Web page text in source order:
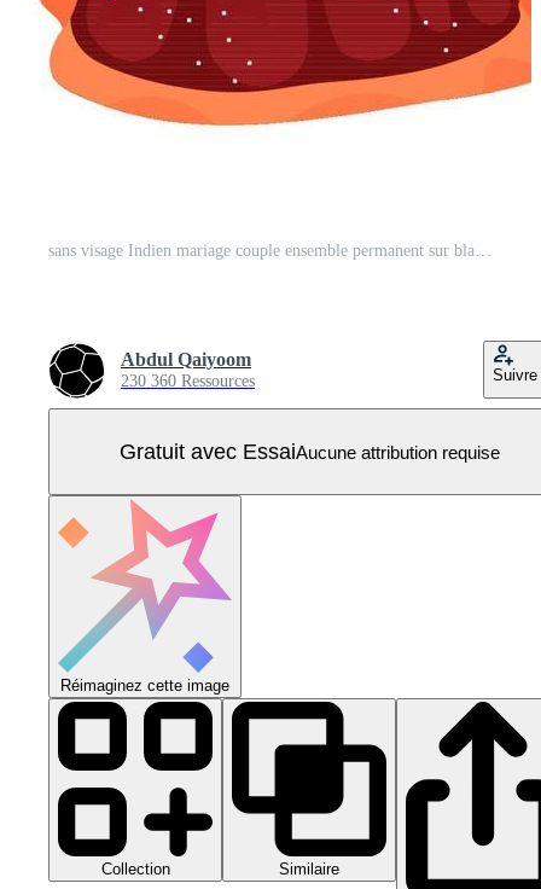
sans visage Indien mariage couple ensemble permanent sur blanc Contexte. Vecteur Pro
Abdul Qaiyoom
230 360 Ressources Suivre
Gratuit avec EssaiAucune attribution requise
Réimaginez cette image
Collection Similaire